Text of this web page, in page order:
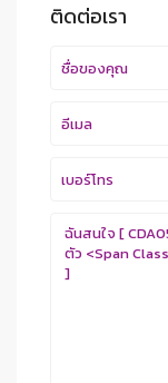
ติดต่อเรา